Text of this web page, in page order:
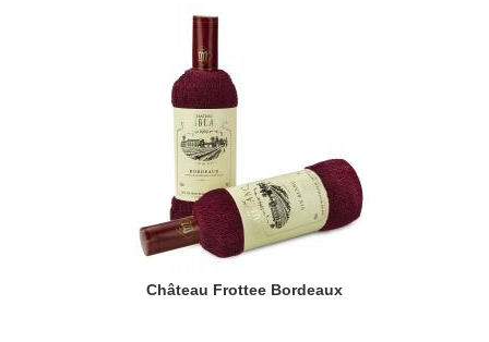
Château Frottee Bordeaux